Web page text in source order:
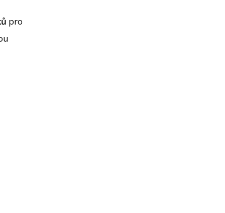
pro